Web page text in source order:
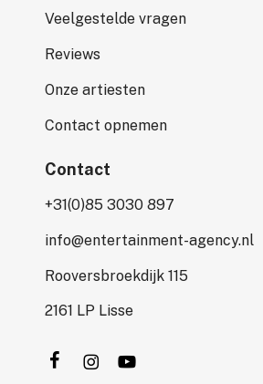
Veelgestelde vragen
Reviews
Onze artiesten
Contact opnemen
Contact
+31(0)85 3030 897
info@entertainment-agency.nl
Rooversbroekdijk 115
2161 LP Lisse